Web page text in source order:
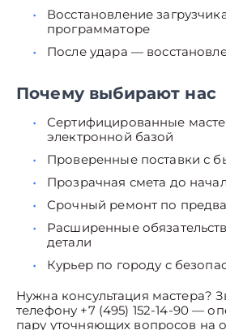
Восстановление
программаторе
После удара —
Почему выбирают нас
Сертифицированные
электронной базой
Проверенные поставки с
Прозрачная смета до
Срочный ремонт по
Расширенные
детали
Курьер по городу с
Нужна консультация мастера?
телефону +7 (495) 152-14-90 —
пару уточняющих вопросов на